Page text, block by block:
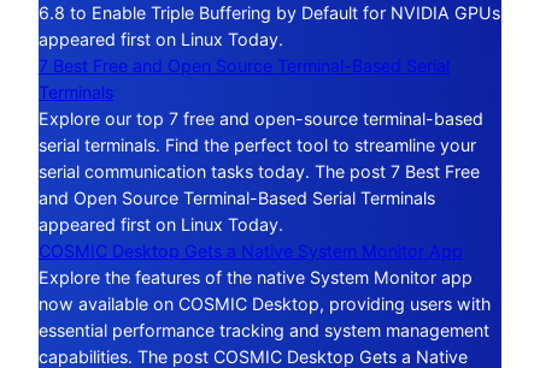
6.8 to Enable Triple Buffering by Default for NVIDIA GPUs
appeared first on Linux Today.
7 Best Free and Open Source Terminal-Based Serial
Terminals
Explore our top 7 free and open-source terminal-based
serial terminals. Find the perfect tool to streamline your
serial communication tasks today. The post 7 Best Free
and Open Source Terminal-Based Serial Terminals
appeared first on Linux Today.
COSMIC Desktop Gets a Native System Monitor App
Explore the features of the native System Monitor app
now available on COSMIC Desktop, providing users with
essential performance tracking and system management
capabilities. The post COSMIC Desktop Gets a Native